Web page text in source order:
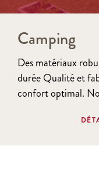
Camping
Des matériaux
durée Qualité et
confort optimal.